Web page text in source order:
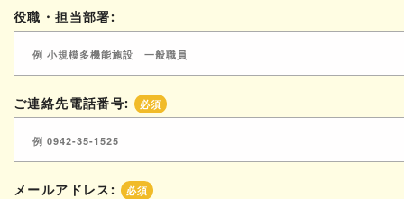
役職・担当部署:
ご連絡先電話番号: 必須
メールアドレス: 必須